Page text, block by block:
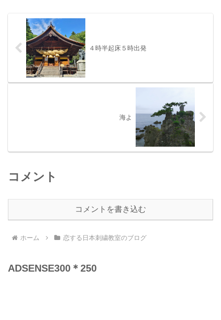
４時半起床５時出発
海よ
コメント
コメントを書き込む
ホーム 恋する日本刺繍教室のブログ
ADSENSE300＊250